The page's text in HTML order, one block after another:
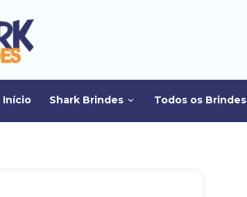
Início Shark Brindes Todos os Brindes